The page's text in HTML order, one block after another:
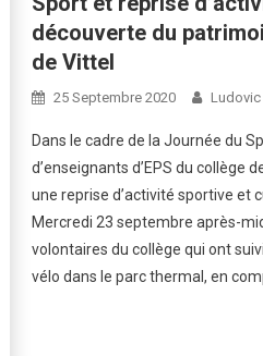
découverte du
de Vittel
25 Septembre 2020 Ludovic
Dans le cadre de la Journée du
d’enseignants d’EPS du collège
une reprise d’activité sportive et
Mercredi 23 septembre après-
volontaires du collège qui ont
vélo dans le parc thermal, en